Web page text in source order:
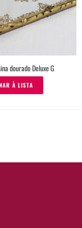
dourado Deluxe G
À LISTA